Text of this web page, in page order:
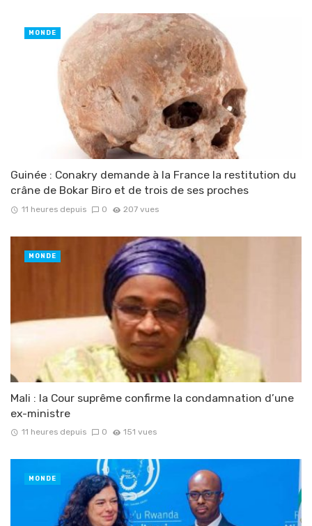
Guinée : Conakry demande à la France la restitution du
crâne de Bokar Biro et de trois de ses proches
11 heures depuis 0 207 vues
MONDE
Mali : la Cour suprême confirme la condamnation d’une
ex-ministre
11 heures depuis 0 151 vues
MONDE
MONDE